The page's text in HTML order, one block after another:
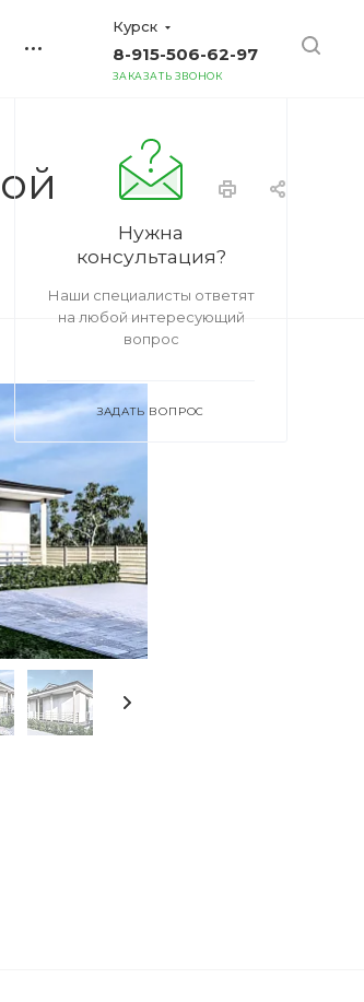
Курск
8-915-506-62-97
ЗАКАЗАТЬ ЗВОНОК
Нужна
консультация?
Наши специалисты ответят
на любой интересующий
вопрос
ЗАДАТЬ ВОПРОС